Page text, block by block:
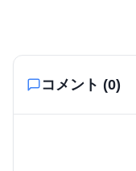
コメント (0)